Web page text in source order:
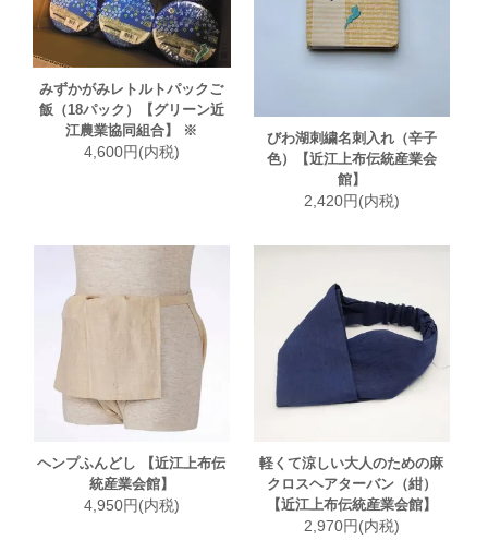
みずかがみレトルトパックご
飯（18パック）【グリーン近
江農業協同組合】 ※
4,600円(内税)
びわ湖刺繍名刺入れ（辛子
色）【近江上布伝統産業会
館】
2,420円(内税)
ヘンプふんどし 【近江上布伝
統産業会館】
4,950円(内税)
軽くて涼しい大人のための麻
クロスヘアターバン（紺）
【近江上布伝統産業会館】
2,970円(内税)